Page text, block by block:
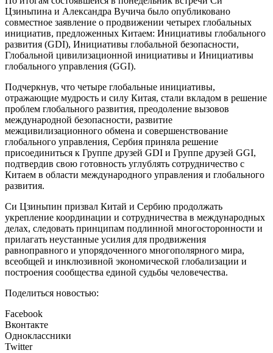
Цзиньпина и Александра Вучича было опубликовано
совместное заявление о продвижении четырех глобальных
инициатив, предложенных Китаем: Инициативы глобального
развития (GDI), Инициативы глобальной безопасности,
Глобальной цивилизационной инициативы и Инициативы
глобального управления (GGI).
Подчеркнув, что четыре глобальные инициативы,
отражающие мудрость и силу Китая, стали вкладом в решение
проблем глобального развития, преодоление вызовов
международной безопасности, развитие
межцивилизационного обмена и совершенствование
глобального управления, Сербия приняла решение
присоединиться к Группе друзей GDI и Группе друзей GGI,
подтвердив свою готовность углублять сотрудничество с
Китаем в области международного управления и глобального
развития.
Си Цзиньпин призвал Китай и Сербию продолжать
укрепление координации и сотрудничества в международных
делах, следовать принципам подлинной многосторонности и
прилагать неустанные усилия для продвижения
равноправного и упорядоченного многополярного мира,
всеобщей и инклюзивной экономической глобализации и
построения сообщества единой судьбы человечества.
Поделиться новостью:
Facebook
Вконтакте
Одноклассники
Twitter